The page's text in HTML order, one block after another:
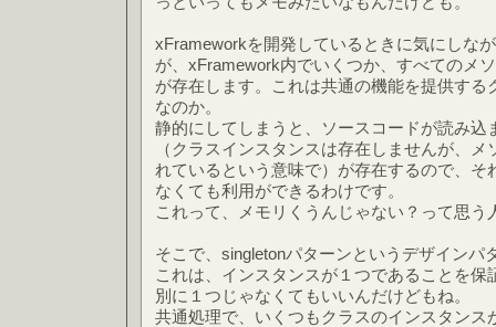
xFrameworkを開発しているときに気にしな
が、xFramework内でいくつか、すべてのメ
が存在します。これは共通の機能を提供する
なのか。
静的にしてしまうと、ソースコードが読み込
（クラスインスタンスは存在しませんが、
れているという意味で）が存在するので、そ
なくても利用ができるわけです。
これって、メモリくうんじゃない？って思う
そこで、singletonパターンというデザインパ
これは、インスタンスが１つであることを
別に１つじゃなくてもいいんだけどもね。
共通処理で、いくつもクラスのインスタンス